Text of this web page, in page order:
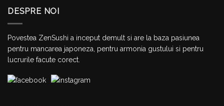
DESPRE NOI
Povestea ZenSushi a inceput demult si are la baza pasiunea
pentru mancarea japoneza, pentru armonia gustului si pentru
lucrurile facute corect.